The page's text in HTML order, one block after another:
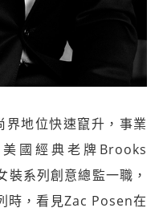
地位快速竄升，事業
國經典老牌Brooks
系列創意總監一職，
時，看見Zac Posen在